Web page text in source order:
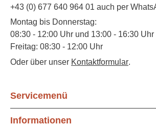
+43 (0) 677 640 964 01 auch per
Montag bis Donnerstag:
08:30 - 12:00 Uhr und 13:00 - 16:30 Uhr
Freitag: 08:30 - 12:00 Uhr
Oder über unser Kontaktformular.
Servicemenü
Informationen